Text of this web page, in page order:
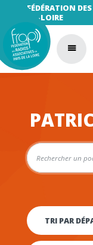
FÉDÉRATION
LA-LOIRE